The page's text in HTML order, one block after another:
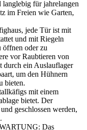
langlebig für jahrelangen
im Freien wie Garten,
jede Tür ist mit
und mit Riegeln
öffnen oder zu
vor Raubtieren von
durch ein Auslauflager
um den Hühnern
bieten.
mit einem
bietet. Der
geschlossen werden,
Das